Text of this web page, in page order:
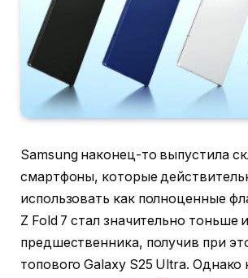
Samsung наконец-то выпустила
смартфоны, которые
использовать как полноценные
Z Fold 7 стал значительно тоньше
предшественника, получив при
топового Galaxy S25 Ultra. Однако